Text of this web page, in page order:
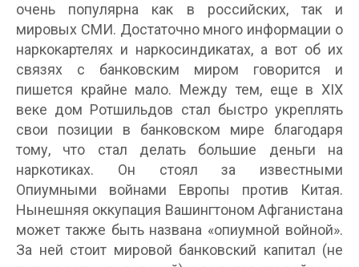
очень популярна как в российских, так и
мировых СМИ. Достаточно много информации о
наркокартелях и наркосиндикатах, а вот об их
связях с банковским миром говорится и
пишется крайне мало. Между тем, еще в XIX
веке дом Ротшильдов стал быстро укреплять
свои позиции в банковском мире благодаря
тому, что стал делать большие деньги на
наркотиках. Он стоял за известными
Опиумными войнами Европы против Китая.
Нынешняя оккупация Вашингтоном Афганистана
может также быть названа «опиумной войной».
За ней стоит мировой банковский капитал (не